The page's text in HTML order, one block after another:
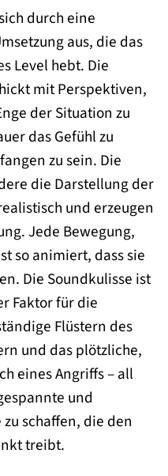
durch eine
aus, die das
Level hebt. Die
mit Perspektiven,
der Situation zu
das Gefühl zu
zu sein. Die
die Darstellung der
und erzeugen
Jede Bewegung,
so animiert, dass sie
Die Soundkulisse ist
Faktor für die
Flüstern des
und das plötzliche,
eines Angriffs – all
und
schaffen, die den
treibt.